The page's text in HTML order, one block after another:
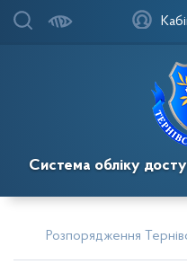
Система обліку
Розпорядження